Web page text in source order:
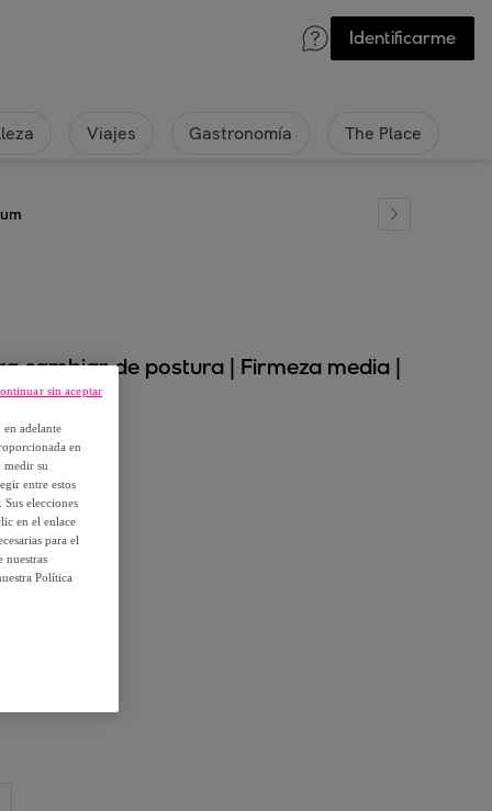
Identificarme
Viajes Gastronomía The Place
cambiar de postura | Firmeza media |
adelante
en
medir su
entre estos
elecciones
en el enlace
para el
nuestras
Política
sin aceptar